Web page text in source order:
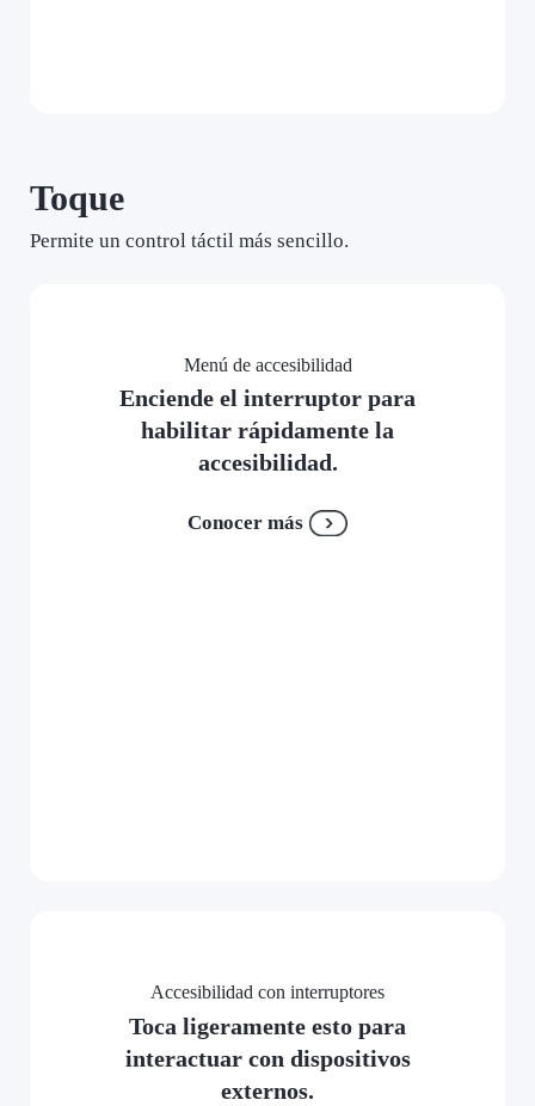
Toque
Permite un control táctil más sencillo.
Menú de accesibilidad
Enciende el interruptor para
habilitar rápidamente la
accesibilidad.
Conocer más
Accesibilidad con interruptores
Toca ligeramente esto para
interactuar con dispositivos
externos.